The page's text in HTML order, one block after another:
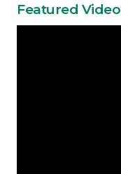
Featured Video